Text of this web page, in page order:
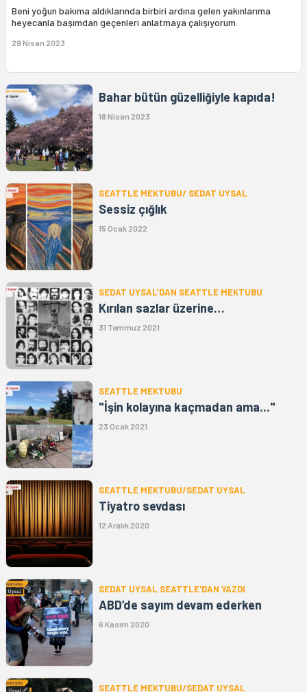
Beni yoğun bakıma aldıklarında birbiri ardına gelen yakınlarıma
heyecanla başımdan geçenleri anlatmaya çalışıyorum.
29 Nisan 2023
Bahar bütün güzelliğiyle kapıda!
18 Nisan 2023
SEATTLE MEKTUBU/ SEDAT UYSAL
Sessiz çığlık
15 Ocak 2022
SEDAT UYSAL’DAN SEATTLE MEKTUBU
Kırılan sazlar üzerine…
31 Temmuz 2021
SEATTLE MEKTUBU
"İşin kolayına kaçmadan ama..."
23 Ocak 2021
SEATTLE MEKTUBU/SEDAT UYSAL
Tiyatro sevdası
12 Aralık 2020
SEDAT UYSAL SEATTLE'DAN YAZDI
ABD’de sayım devam ederken
6 Kasım 2020
SEATTLE MEKTUBU/SEDAT UYSAL